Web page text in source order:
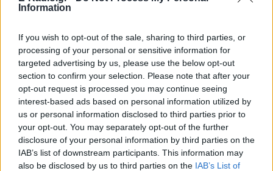
Information
If you wish to opt-out of the sale, sharing to third parties, or
processing of your personal or sensitive information for
targeted advertising by us, please use the below opt-out
section to confirm your selection. Please note that after your
opt-out request is processed you may continue seeing
interest-based ads based on personal information utilized by
us or personal information disclosed to third parties prior to
your opt-out. You may separately opt-out of the further
disclosure of your personal information by third parties on the
IAB’s list of downstream participants. This information may
also be disclosed by us to third parties on the IAB’s List of
ΔΕΙΤΕ ΕΠΙΣΗΣ